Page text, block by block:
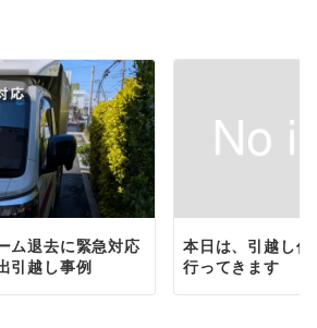
ム退去に緊急対応
引越し事例
本日は、引越し
行ってきます